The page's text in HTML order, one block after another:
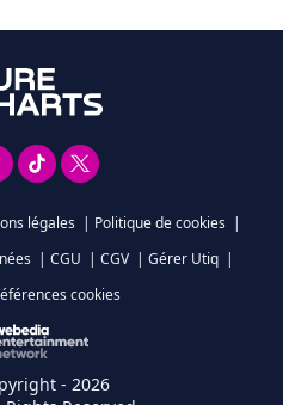
légales | Politique de cookies |
| CGU | CGV | Gérer Utiq |
cookies
- 2026